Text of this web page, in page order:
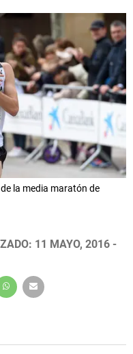
la media maratón de
11 MAYO, 2016 -